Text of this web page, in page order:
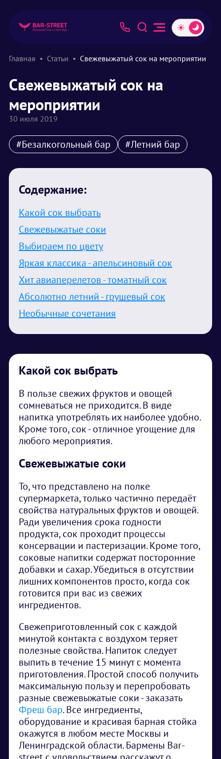
Главная Статьи Свежевыжатый сок на мероприятии
Свежевыжатый сок на
мероприятии
30 июля 2019
#Безалкогольный бар #Летний бар
Содержание:
Какой сок выбрать
Свежевыжатые соки
Выбираем по цвету
Яркая классика - апельсиновый сок
Хит авиаперелетов - томатный сок
Абсолютно летний - грушевый сок
Необычные сочетания
Какой сок выбрать
В пользе свежих фруктов и овощей
сомневаться не приходится. В виде
напитка употреблять их наиболее удобно.
Кроме того, сок - отличное угощение для
любого мероприятия.
Свежевыжатые соки
То, что представлено на полке
супермаркета, только частично передаёт
свойства натуральных фруктов и овощей.
Ради увеличения срока годности
продукта, сок проходит процессы
консервации и пастеризации. Кроме того,
соковые напитки содержат посторонние
добавки и сахар. Убедиться в отсутствии
лишних компонентов просто, когда сок
готовится при вас из свежих
ингредиентов.
Свежеприготовленный сок с каждой
минутой контакта с воздухом теряет
полезные свойства. Напиток следует
выпить в течение 15 минут с момента
приготовления. Простой способ получить
максимальную пользу и перепробовать
разные свежевыжатые соки - заказать
Фреш бар. Все ингредиенты,
оборудование и красивая барная стойка
окажутся в любом месте Москвы и
Ленинградской области. Бармены Bar-